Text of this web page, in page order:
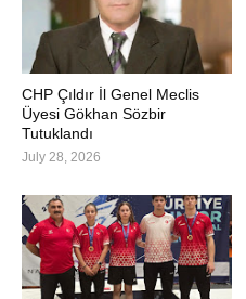
CHP Çıldır İl Genel Meclis
Üyesi Gökhan Sözbir
Tutuklandı
July 28, 2026